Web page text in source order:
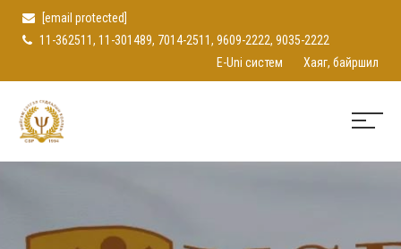
[email protected]
11-362511, 11-301489, 7014-2511, 9609-2222, 9035-2222
E-Uni систем
Хаяг, байршил